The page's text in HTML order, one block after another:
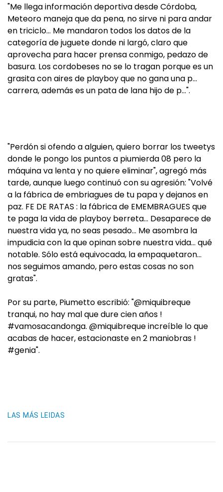
"Me llega información deportiva desde Córdoba,
Meteoro maneja que da pena, no sirve ni para andar
en triciclo… Me mandaron todos los datos de la
categoría de juguete donde ni largó, claro que
aprovecha para hacer prensa conmigo, pedazo de
basura. Los cordobeses no se lo tragan porque es un
grasita con aires de playboy que no gana una p…
carrera, además es un pata de lana hijo de p…".
"Perdón si ofendo a alguien, quiero borrar los tweetys
donde le pongo los puntos a piumierda 08 pero la
máquina va lenta y no quiere eliminar", agregó más
tarde, aunque luego continuó con su agresión: "Volvé
a la fábrica de embriagues de tu papa y dejanos en
paz. FE DE RATAS : la fábrica de EMEMBRAGUES que
te paga la vida de playboy berreta… Desaparece de
nuestra vida ya, no seas pesado… Me asombra la
impudicia con la que opinan sobre nuestra vida… qué
notable. Sólo está equivocada, la empaquetaron…
nos seguimos amando, pero estas cosas no son
gratas".
Por su parte, Piumetto escribió: "@miquibreque
tranqui, no hay mal que dure cien años !
#vamosacandonga. @miquibreque increíble lo que
acabas de hacer, estacionaste en 2 maniobras !
#genia".
LAS MÁS LEIDAS